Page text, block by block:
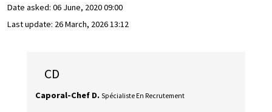
Date asked: 06 June, 2020 09:00
Last update: 26 March, 2026 13:12
CD
Caporal-Chef D. Spécialiste En Recrutement